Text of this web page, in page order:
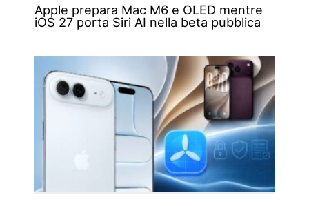
Apple prepara Mac M6 e OLED mentre
iOS 27 porta Siri AI nella beta pubblica